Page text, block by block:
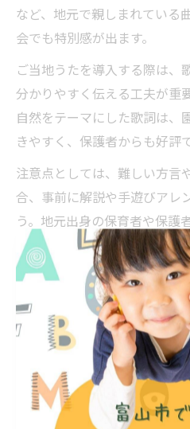
など、地元で親しまれている
会でも特別感が出ます。
ご当地うたを導入する際は、
分かりやすく伝える工夫が重
自然をテーマにした歌詞は、
きやすく、保護者からも好評で
注意点としては、難しい方言
合、事前に解説や手遊びアレ
う。地元出身の保育者や保護
ってみるワークショップ形式
幼稚園児が集中できる発表
幼稚園児が発表会で集中して
や発達段階に合ったテンポ
ラスの場合、リズムが単純で
で一緒に動作できる曲が向い
「いぬのおまわりさん」や